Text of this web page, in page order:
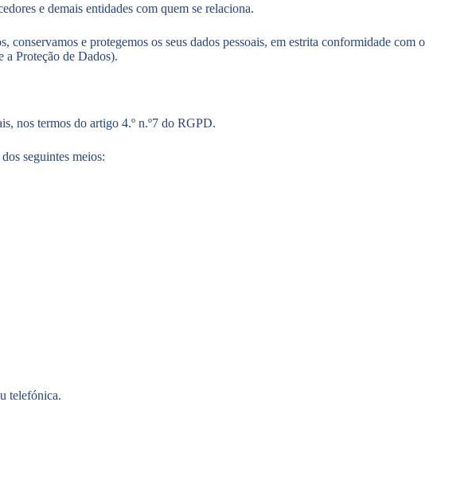
e demais entidades com quem se relaciona.
e protegemos os seus dados pessoais, em estrita conformidade com o
Proteção de Dados).
nos termos do artigo 4.º n.º7 do RGPD.
seguintes meios:
telefónica.